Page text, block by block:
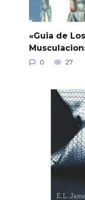
«Guia de
0 27